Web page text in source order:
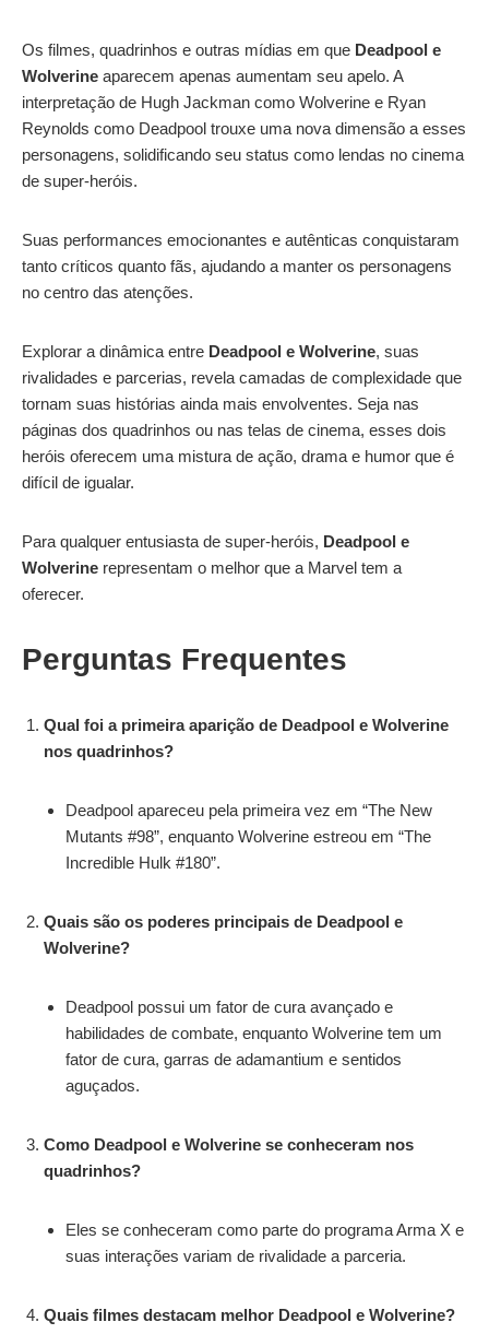
Os filmes, quadrinhos e outras mídias em que Deadpool e
Wolverine aparecem apenas aumentam seu apelo. A
interpretação de Hugh Jackman como Wolverine e Ryan
Reynolds como Deadpool trouxe uma nova dimensão a esses
personagens, solidificando seu status como lendas no cinema
de super-heróis.
Suas performances emocionantes e autênticas conquistaram
tanto críticos quanto fãs, ajudando a manter os personagens
no centro das atenções.
Explorar a dinâmica entre Deadpool e Wolverine, suas
rivalidades e parcerias, revela camadas de complexidade que
tornam suas histórias ainda mais envolventes. Seja nas
páginas dos quadrinhos ou nas telas de cinema, esses dois
heróis oferecem uma mistura de ação, drama e humor que é
difícil de igualar.
Para qualquer entusiasta de super-heróis, Deadpool e
Wolverine representam o melhor que a Marvel tem a
oferecer.
Perguntas Frequentes
Qual foi a primeira aparição de Deadpool e Wolverine
nos quadrinhos?
Deadpool apareceu pela primeira vez em “The New
Mutants #98”, enquanto Wolverine estreou em “The
Incredible Hulk #180”.
Quais são os poderes principais de Deadpool e
Wolverine?
Deadpool possui um fator de cura avançado e
habilidades de combate, enquanto Wolverine tem um
fator de cura, garras de adamantium e sentidos
aguçados.
Como Deadpool e Wolverine se conheceram nos
quadrinhos?
Eles se conheceram como parte do programa Arma X e
suas interações variam de rivalidade a parceria.
Quais filmes destacam melhor Deadpool e Wolverine?